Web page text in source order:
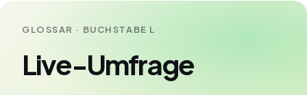
GLOSSAR · BUCHSTABE L
Live-Umfrage